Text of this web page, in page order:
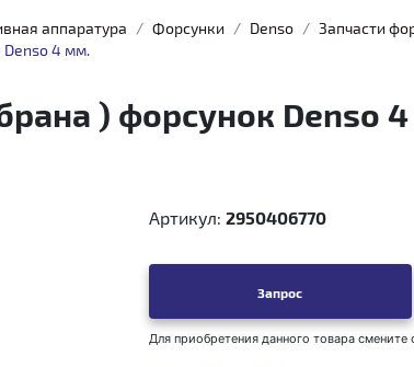
аппаратура Форсунки Denso Запчасти
Denso 4 мм.
) форсунок Denso
Артикул: 2950406770
Запрос
Для приобретения данного товара смените